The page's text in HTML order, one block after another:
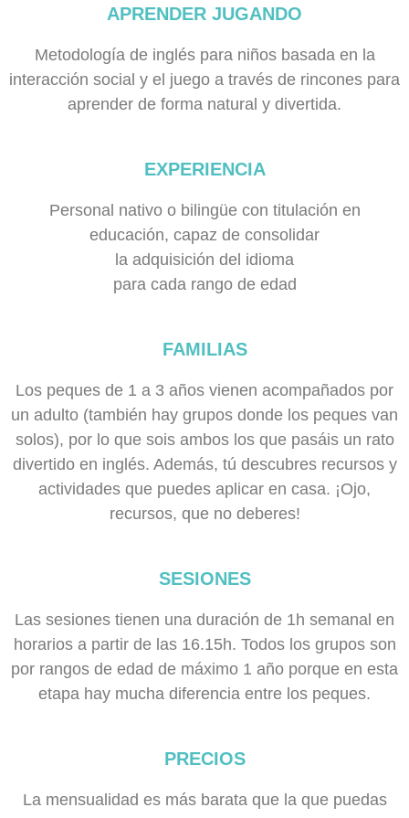
APRENDER JUGANDO
Metodología de inglés para niños basada en la
interacción social y el juego a través de rincones para
aprender de forma natural y divertida.
EXPERIENCIA
Personal nativo o bilingüe con titulación en
educación, capaz de consolidar
la adquisición del idioma
para cada rango de edad
FAMILIAS
Los peques de 1 a 3 años vienen acompañados por
un adulto (también hay grupos donde los peques van
solos), por lo que sois ambos los que pasáis un rato
divertido en inglés. Además, tú descubres recursos y
actividades que puedes aplicar en casa. ¡Ojo,
recursos, que no deberes!
SESIONES
Las sesiones tienen una duración de 1h semanal en
horarios a partir de las 16.15h. Todos los grupos son
por rangos de edad de máximo 1 año porque en esta
etapa hay mucha diferencia entre los peques.
PRECIOS
La mensualidad es más barata que la que puedas